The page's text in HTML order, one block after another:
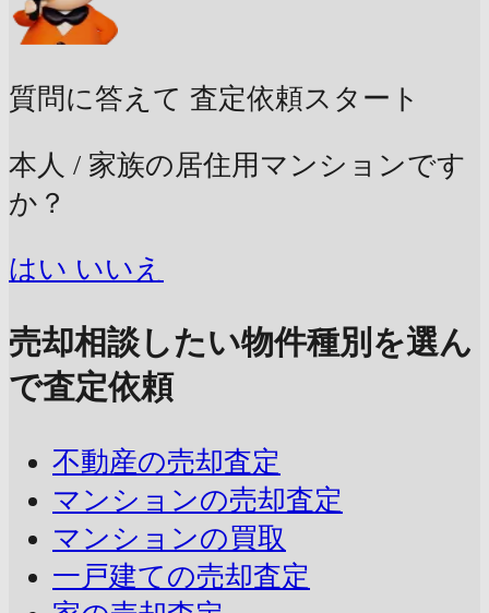
質問に答えて 査定依頼スタート
本人 / 家族の居住用マンションです
か？
はい いいえ
売却相談したい物件種別を選ん
で査定依頼
不動産の売却査定
マンションの売却査定
マンションの買取
一戸建ての売却査定